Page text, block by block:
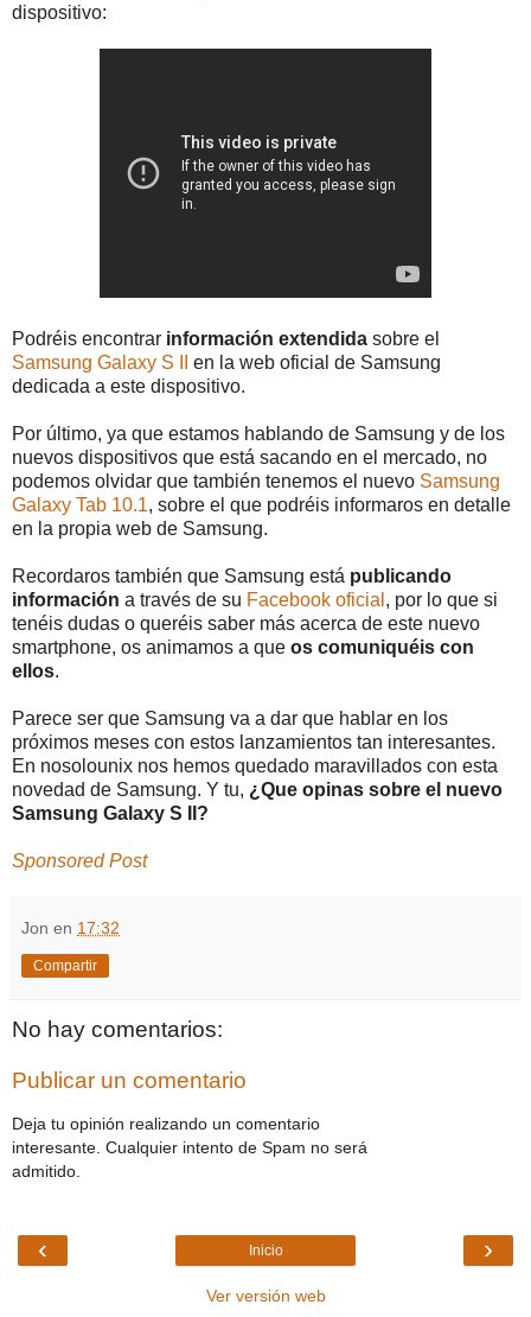
dispositivo:
Podréis encontrar información extendida sobre el
Samsung Galaxy S II
en la web oficial de Samsung
dedicada a este dispositivo.
Por último, ya que estamos hablando de Samsung y de los
nuevos dispositivos que está sacando en el mercado, no
podemos olvidar que también tenemos el nuevo Samsung
Galaxy Tab 10.1, sobre el que podréis informaros en detalle
en la propia web de Samsung.
Recordaros también que Samsung está publicando
información a través de su Facebook oficial , por lo que si
tenéis dudas o queréis saber más acerca de este nuevo
smartphone, os animamos a que os comuniquéis con
ellos.
Parece ser que Samsung va a dar que hablar en los
próximos meses con estos lanzamientos tan interesantes.
En nosolounix nos hemos quedado maravillados con esta
novedad de Samsung. Y tu, ¿Que opinas sobre el nuevo
Samsung Galaxy S II?
Sponsored Post
Jon en 17:32
Compartir
No hay comentarios:
Publicar un comentario
Deja tu opinión realizando un comentario
interesante. Cualquier intento de Spam no será
admitido.
‹ ›
Inicio
Ver versión web